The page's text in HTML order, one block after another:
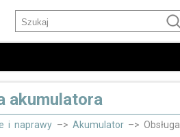
akumulatora
i naprawy –> Akumulator–> Obsługa